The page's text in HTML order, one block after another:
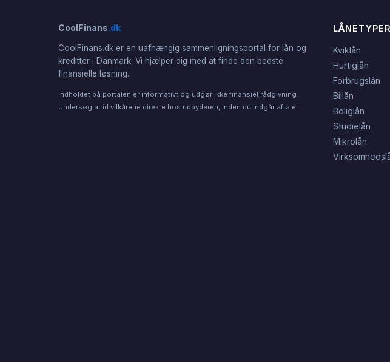
CoolFinans.dk
CoolFinans.dk er en uafhængig sammenligningsportal for lån og
kreditter i Danmark. Vi hjælper dig med at finde den bedste
finansielle løsning.
Indholdet på portalen er informativt og udgør ikke finansiel rådgivning.
Undersøg altid vilkårene direkte hos udbyderen, inden du indgår aftale.
LÅNETYPER
Kviklån
Hurtiglån
Forbrugslån
Billån
Boliglån
Studielån
Mikrolån